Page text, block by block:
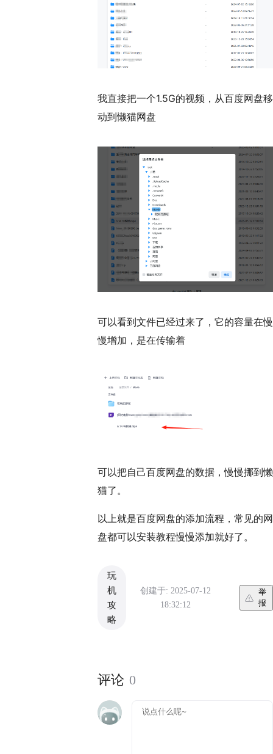
我直接把一个1.5G的视频，从百度网盘移
动到懒猫网盘
可以看到文件已经过来了，它的容量在慢
慢增加，是在传输着
可以把自己百度网盘的数据，慢慢挪到懒
猫了。
以上就是百度网盘的添加流程，常见的网
盘都可以安装教程慢慢添加就好了。
玩
机
攻
略
创建于: 2025-07-12
18:32:12
举
报
评论 0